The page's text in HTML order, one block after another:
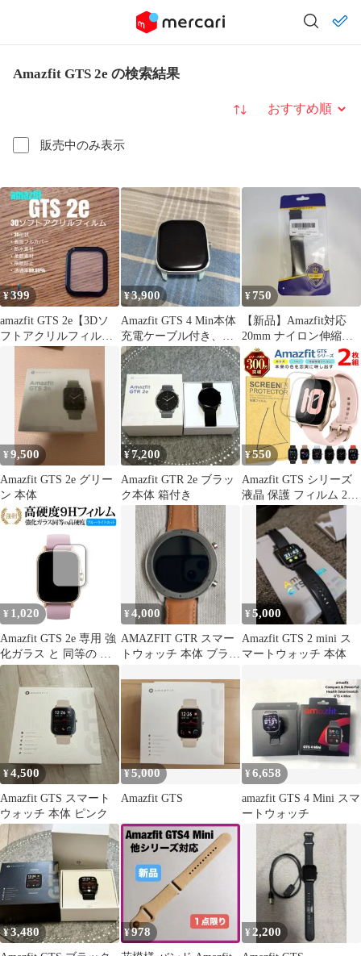
Amazfit GTS 2e の検索結果
販売中のみ表示
並び替え
¥399
amazfit GTS 2e【3Dソ
フトアクリルフィル
¥3,900
Amazfit GTS 4 Min本体
充電ケーブル付き、バ
ンド無し
¥750
【新品】Amazfit対応
20mm ナイロン伸縮編
み込みバンド磁気吸着
ブラック
¥9,500
Amazfit GTS 2e グリー
ン 本体
¥7,200
Amazfit GTR 2e ブラッ
ク本体 箱付き
¥550
Amazfit GTS シリーズ
液晶 保護 フィルム 2枚
セット 光沢 TPU 互換
多機種 4 3 2 2e Mini 対
応 画面 シート シール
撥水 キズ 汚れ 防止 衝
撃吸収
¥ 1,020
Amazfit GTS 2e 専用 強
化ガラス と 同等の 高
硬度9H ブルーライトカ
ット クリア光沢 改訂版
保護フィルム
¥4,000
AMAZFIT GTR スマー
トウォッチ 本体 ブラウ
¥5,000
Amazfit GTS 2 mini ス
マートウォッチ 本体
¥4,500
Amazfit GTS スマート
ウォッチ 本体 ピンク
¥5,000
Amazfit GTS
¥6,658
amazfit GTS 4 Mini スマ
ートウォッチ
¥3,480 ¥978 ¥ 2,200